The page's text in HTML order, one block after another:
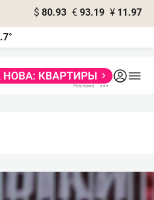
$ 80.93 € 93.19 ¥ 11.97